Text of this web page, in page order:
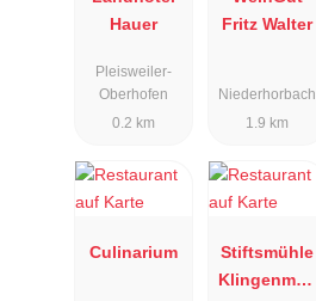
Hauer
Pleisweiler-
Oberhofen
0.2 km
Fritz Walter
Niederhorbach
1.9 km
Culinarium
Stiftsmühle
Klingenmün